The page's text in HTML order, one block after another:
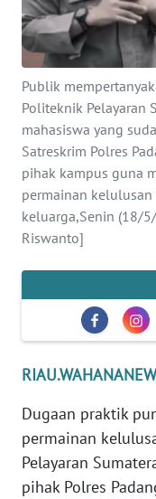
Publik
Politeknik Pelayaran
mahasiswa yang
Satreskrim Polres
pihak kampus guna
permainan kelulusan
keluarga,Senin (18/5/
Riswanto]
Dugaan praktik
permainan
Pelayaran
pihak Polres
PEDOMAN
MEDIA
SIBER
REDAKSI
KARIR
DISCLAIMER
Wahana
Regional
SUMUT
WN
JABAR